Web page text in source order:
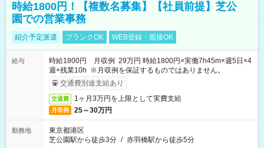
時給1800円！【複数名募集】【社員前提】芝公
園での営業事務
紹介予定派遣 ブランクOK WEB登録・面接OK
給与
時給1800円 月収例 29万円 時給1800円×実働7h45m×週5日×4
週+残業10h ※月収例を保証するものではありません。
交通費別途支給あり
交通費 1ヶ月3万円を上限として実費支給
月収例 25～30万円
勤務地
東京都港区
芝公園駅から徒歩3分 / 赤羽橋駅から徒歩5分